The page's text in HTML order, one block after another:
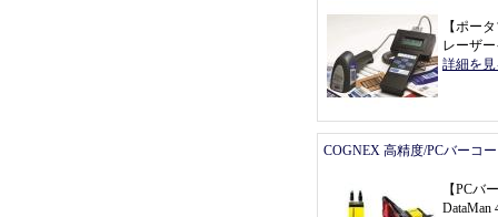
【ポー
レーザ
詳細を
COGNEX 高精度/PCバーコ
【PCバ